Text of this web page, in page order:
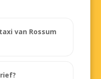
van Rossum